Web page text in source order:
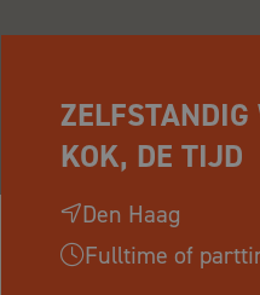
KOK, DE TIJD
Den Haag
Fulltime of